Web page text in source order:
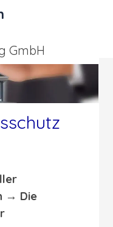
GmbH
→ Die